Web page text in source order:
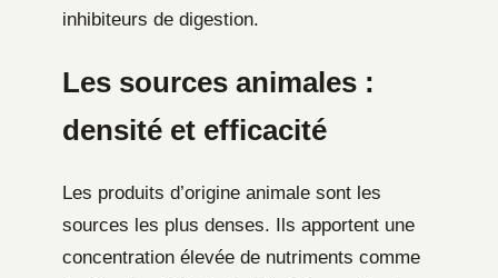
inhibiteurs de digestion.
Les sources animales :
densité et efficacité
Les produits d’origine animale sont les
sources les plus denses. Ils apportent une
concentration élevée de nutriments comme